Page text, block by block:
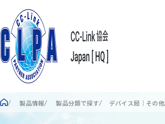
製品情報 製品分類で探す デバイス局｜その他